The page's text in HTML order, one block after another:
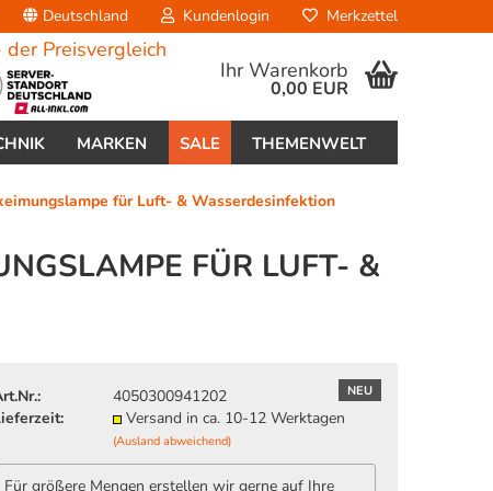
Deutschland Kundenlogin
vergessen?
Merkzettel
Ihr Warenkorb
0,00 EUR
MARKEN SALE THEMENWELT
für Luft- & Wasserdesinfektion
FÜR LUFT- &
NEU
4050300941202
Versand in ca. 10-12 Werktagen
(Ausland abweichend)
Für größere Mengen erstellen wir gerne auf Ihre